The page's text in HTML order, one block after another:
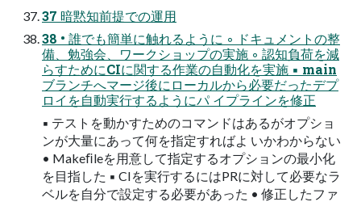
37 暗黙知前提での運用
38 • 誰でも簡単に触れるように ◦ ドキュメントの整
備、勉強会、ワークショップの実施 ◦ 認知負荷を減
らすためにCIに関する作業の自動化を実施 ▪ main
ブランチへマージ後にローカルから必要だったデプ
ロイを自動実行するようにパ イプラインを修正
▪ テストを動かすためのコマンドはあるがオプショ
ンが大量にあって何を指定すればよ いかわからない
• Makeﬁleを用意して指定するオプションの最小化
を目指した ▪ CIを実行するにはPRに対して必要なラ
ベルを自分で設定する必要があった • 修正したファ